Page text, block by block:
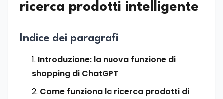
ricerca prodotti intelligente
Indice dei paragrafi
Introduzione: la nuova funzione di
shopping di ChatGPT
Come funziona la ricerca prodotti di